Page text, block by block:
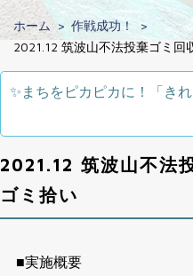
ホーム
作戦成功！
2021.12 筑波山不法投棄ゴミ回
✨️まちをピカピカに！「き
2021.12 筑波山不法
ゴミ拾い
■実施概要